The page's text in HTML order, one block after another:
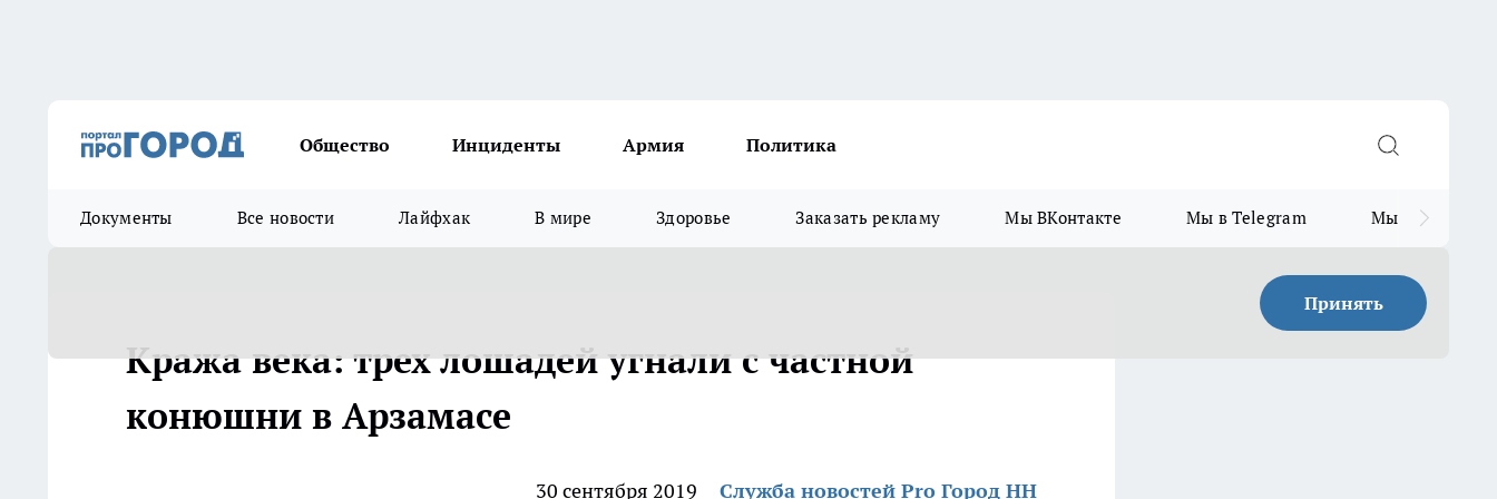
Общество Инциденты Армия Политика
Документы Все новости Лайфхак В мире Здоровье Заказать рекламу Мы ВКонтакте Мы в Telegram Мы в MAX
Принять
Кража века: трех лошадей угнали с частной
конюшни в Арзамасе
30 сентября 2019 Служба новостей Pro Город НН